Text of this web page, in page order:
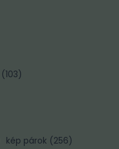
(103)
kép párok (256)